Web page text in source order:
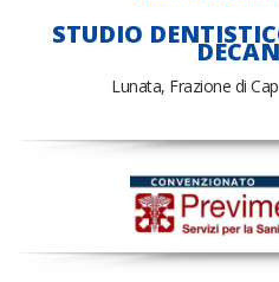
STUDIO
Lunata, Frazione di